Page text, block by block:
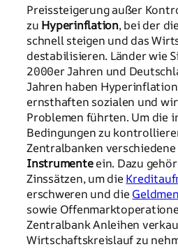
Preissteigerung außer
zu Hyperinflation, bei der
schnell steigen und das
destabilisieren. Länder wie
2000er Jahren und
Jahren haben
ernsthaften sozialen und
Problemen führten. Um die
Bedingungen zu
Zentralbanken verschiedene
Instrumenteein. Dazu
Zinssätzen, um die
erschweren und die
sowie
Zentralbank Anleihen
Wirtschaftskreislauf zu